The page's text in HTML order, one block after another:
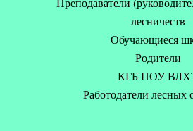
лесничеств
Обучающиеся
Родители
КГБ ПОУ
Работодатели лесных